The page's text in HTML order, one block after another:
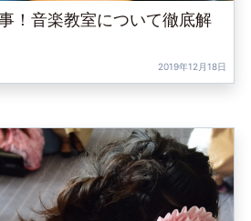
！音楽教室について徹底解
2019年12月18日